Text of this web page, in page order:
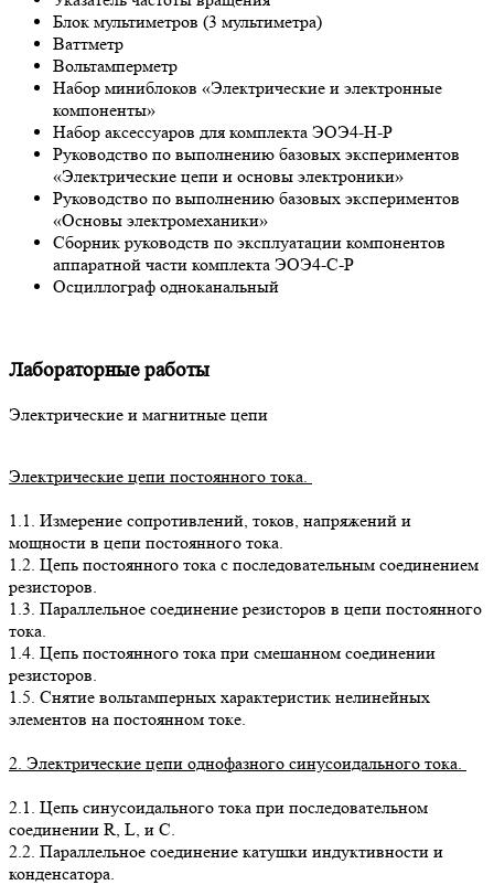
Блок мультиметров (3 мультиметра)
Ваттметр
Вольтамперметр
Набор миниблоков «Электрические и электронные
компоненты»
Набор аксессуаров для комплекта ЭОЭ4-Н-Р
Руководство по выполнению базовых экспериментов
«Электрические цепи и основы электроники»
Руководство по выполнению базовых экспериментов
«Основы электромеханики»
Сборник руководств по эксплуатации компонентов
аппаратной части комплекта ЭОЭ4-С-Р
Осциллограф одноканальный
Лабораторные работы
Электрические и магнитные цепи
Электрические цепи постоянного тока.
1.1. Измерение сопротивлений, токов, напряжений и
мощности в цепи постоянного тока.
1.2. Цепь постоянного тока с последовательным соединением
резисторов.
1.3. Параллельное соединение резисторов в цепи постоянного
тока.
1.4. Цепь постоянного тока при смешанном соединении
резисторов.
1.5. Снятие вольтамперных характеристик нелинейных
элементов на постоянном токе.
2. Электрические цепи однофазного синусоидального тока.
2.1. Цепь синусоидального тока при последовательном
соединении R, L, и С.
2.2. Параллельное соединение катушки индуктивности и
конденсатора.